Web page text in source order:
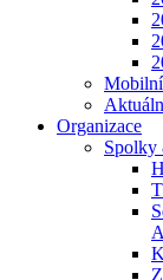
Organizace
Spolky